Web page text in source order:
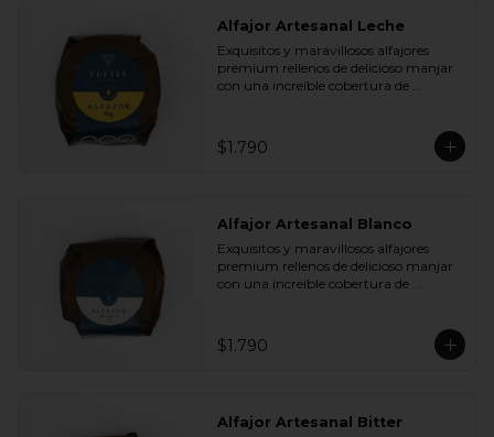
- Chocolate Blanco 28% Cacao con
Plátano Chips y Cranberries
- Chocolate Leche 35% Cacao con
Almendras y Nibs de Cacao
- Chocolate Leche 35% Cacao con Maní
Semillas de Zapallo y Quinoa
- Chocolate Bitter 55% Cacao con Maní
Alfajor Artesanal Leche
Exquisitos y maravillosos alfajores
premium rellenos de delicioso manjar
con una increíble cobertura de
$1.790
Alfajor Artesanal Blanco
Exquisitos y maravillosos alfajores
premium rellenos de delicioso manjar
con una increíble cobertura de
queremos.
$1.790
Alfajor Artesanal Bitter